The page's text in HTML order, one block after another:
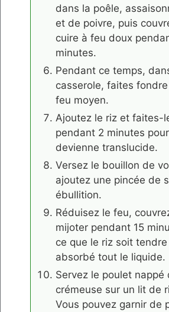
dans la poêle,
et de poivre, puis
cuire à feu doux
minutes.
Pendant ce temps,
casserole, faites
feu moyen.
Ajoutez le riz et faites-
pendant 2 minutes
devienne translucide.
Versez le bouillon de
ajoutez une pincée de
ébullition.
Réduisez le feu,
mijoter pendant 15
ce que le riz soit
absorbé tout le liquide.
Servez le poulet nappé
crémeuse sur un lit de
Vous pouvez garnir de